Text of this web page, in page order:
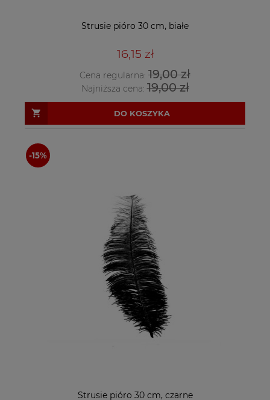
Strusie pióro 30 cm, białe
16,15 zł
Cena regularna: 19,00 zł
Najniższa cena:19,00 zł
DO KOSZYKA
Strusie pióro 30 cm, czarne